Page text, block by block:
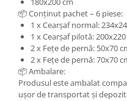
📦 Conținut pachet – 6 piese:
1 x Cearșaf normal:
1 x Cearșaf pilotă:
2 x Fețe de pernă: 50x70
2 x Fețe de pernă: 70x70
📦 Ambalare:
Produsul este ambalat
ușor de transportat și